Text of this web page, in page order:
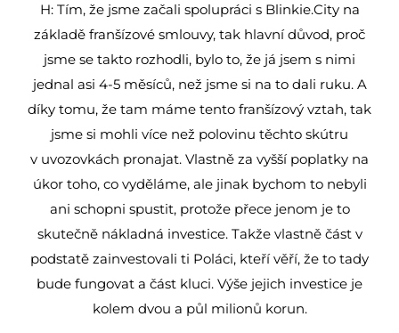
H: Tím, že jsme začali spolupráci s Blinkie.City na
základě franšízové smlouvy, tak hlavní důvod, proč
jsme se takto rozhodli, bylo to, že já jsem s nimi
jednal asi 4-5 měsíců, než jsme si na to dali ruku. A
díky tomu, že tam máme tento franšízový vztah, tak
jsme si mohli více než polovinu těchto skútru
v uvozovkách pronajat. Vlastně za vyšší poplatky na
úkor toho, co vyděláme, ale jinak bychom to nebyli
ani schopni spustit, protože přece jenom je to
skutečně nákladná investice. Takže vlastně část v
podstatě zainvestovali ti Poláci, kteří věří, že to tady
bude fungovat a část kluci. Výše jejich investice je
kolem dvou a půl milionů korun.